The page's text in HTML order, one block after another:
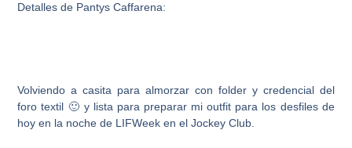
Detalles de Pantys Caffarena:
Volviendo a casita para almorzar con folder y credencial del
foro textil 🙂 y lista para preparar mi outfit para los desfiles de
hoy en la noche de LIFWeek en el Jockey Club.